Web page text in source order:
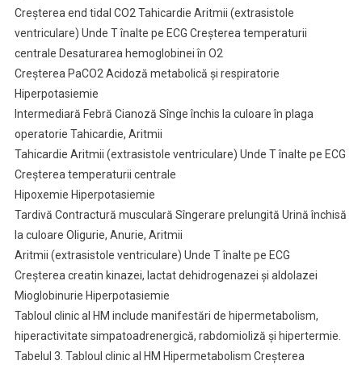
Creşterea end tidal CO2 Tahicardie Aritmii (extrasistole
ventriculare) Unde T înalte pe ECG Creşterea temperaturii
centrale Desaturarea hemoglobinei în O2
Creşterea PaCO2 Acidoză metabolică şi respiratorie
Hiperpotasiemie
Intermediară Febră Cianoză Sînge închis la culoare în plaga
operatorie Tahicardie, Aritmii
Tahicardie Aritmii (extrasistole ventriculare) Unde T înalte pe ECG
Creşterea temperaturii centrale
Hipoxemie Hiperpotasiemie
Tardivă Contractură musculară Sîngerare prelungită Urină închisă
la culoare Oligurie, Anurie, Aritmii
Aritmii (extrasistole ventriculare) Unde T înalte pe ECG
Creşterea creatin kinazei, lactat dehidrogenazei şi aldolazei
Mioglobinurie Hiperpotasiemie
Tabloul clinic al HM include manifestări de hipermetabolism,
hiperactivitate simpatoadrenergică, rabdomioliză şi hipertermie.
Tabelul 3. Tabloul clinic al HM Hipermetabolism Creşterea